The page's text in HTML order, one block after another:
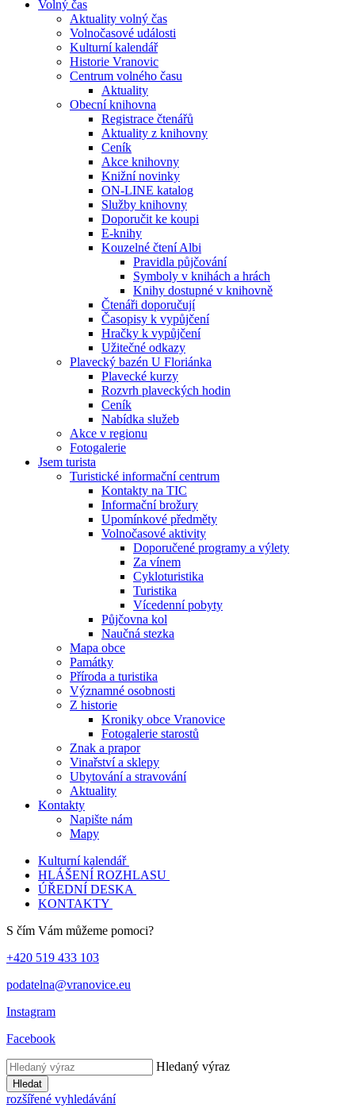
Volný čas
Aktuality volný čas
Volnočasové události
Kulturní kalendář
Historie Vranovic
Centrum volného času
Aktuality
Obecní knihovna
Registrace čtenářů
Aktuality z knihovny
Ceník
Akce knihovny
Knižní novinky
ON-LINE katalog
Služby knihovny
Doporučit ke koupi
E-knihy
Kouzelné čtení Albi
Pravidla půjčování
Symboly v knihách a hrách
Knihy dostupné v knihovně
Čtenáři doporučují
Časopisy k vypůjčení
Hračky k vypůjčení
Užitečné odkazy
Plavecký bazén U Floriánka
Plavecké kurzy
Rozvrh plaveckých hodin
Ceník
Nabídka služeb
Akce v regionu
Fotogalerie
Jsem turista
Turistické informační centrum
Kontakty na TIC
Informační brožury
Upomínkové předměty
Volnočasové aktivity
Doporučené programy a výlety
Za vínem
Cykloturistika
Turistika
Vícedenní pobyty
Půjčovna kol
Naučná stezka
Mapa obce
Památky
Příroda a turistika
Významné osobnosti
Z historie
Kroniky obce Vranovice
Fotogalerie starostů
Znak a prapor
Vinařství a sklepy
Ubytování a stravování
Aktuality
Kontakty
Napište nám
Mapy
Kulturní kalendář
HLÁŠENÍ ROZHLASU
ÚŘEDNÍ DESKA
KONTAKTY
S čím Vám můžeme pomoci?
+420 519 433 103
podatelna@vranovice.eu
Instagram
Facebook
Hledaný výraz
Hledat
rozšířené vyhledávání